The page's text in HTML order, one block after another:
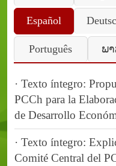
Español
Português ພ
· Texto íntegro:
PCCh para la
de Desarrollo
· Texto íntegro:
Comité Central del